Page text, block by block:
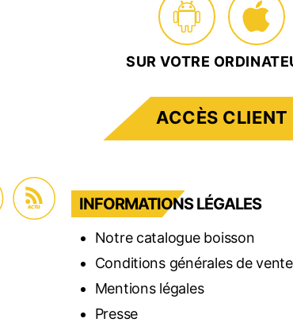
ACTU
SUR VOTRE
ACCÈS CLIENT
INFORMATIONS LÉGALES
Notre catalogue boisson
Conditions générales de
Mentions légales
Presse